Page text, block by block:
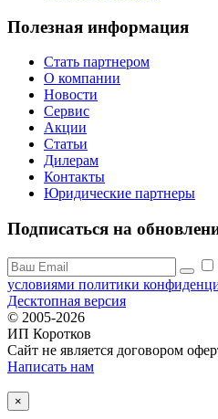
Полезная информация
Стать партнером
О компании
Новости
Сервис
Акции
Статьи
Дилерам
Контакты
Юридические партнеры
Подписаться на
условиями политики
Десктопная версия
© 2005-2026
ИП Коротков
Сайт не является договором
Написать нам
×